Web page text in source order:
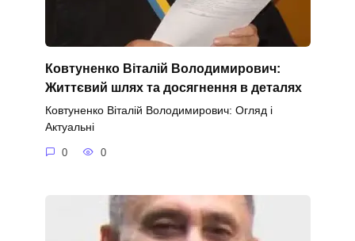
Ковтуненко Віталій Володимирович:
Життєвий шлях та досягнення в деталях
Ковтуненко Віталій Володимирович: Огляд і
Актуальні
0 0